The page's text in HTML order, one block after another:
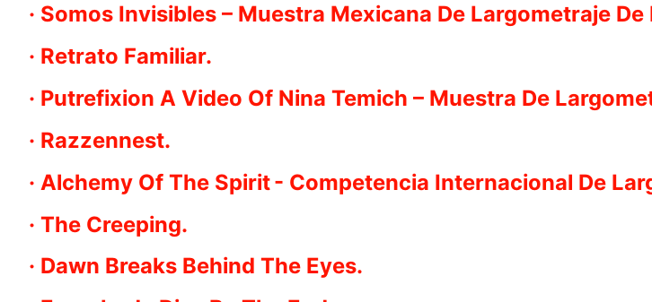
· Somos Invisibles – Muestra Mexicana De Largometraje De
· Retrato Familiar.
· Putrefixion A Video Of Nina Temich – Muestra De
· Razzennest.
· Alchemy Of The Spirit - Competencia Internacional De
· The Creeping.
· Dawn Breaks Behind The Eyes.